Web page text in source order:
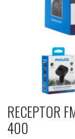
RECEPTOR
400